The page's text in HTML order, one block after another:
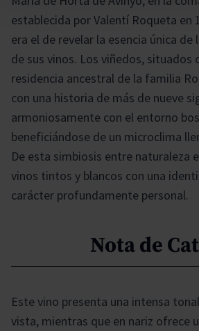
establecida por Valentí Roqueta en
era el de revelar la esencia única de
de sus vinos. Los viñedos, situados
residencia ancestral de la familia
con una historia de más de nueve
armoniosamente con el entorno
beneficiándose de un microclima
De esta simbiosis entre naturaleza
vinos tintos y blancos con una
carácter profundamente personal.
Nota de
Este vino presenta una intensa
vista, mientras que en nariz ofrece